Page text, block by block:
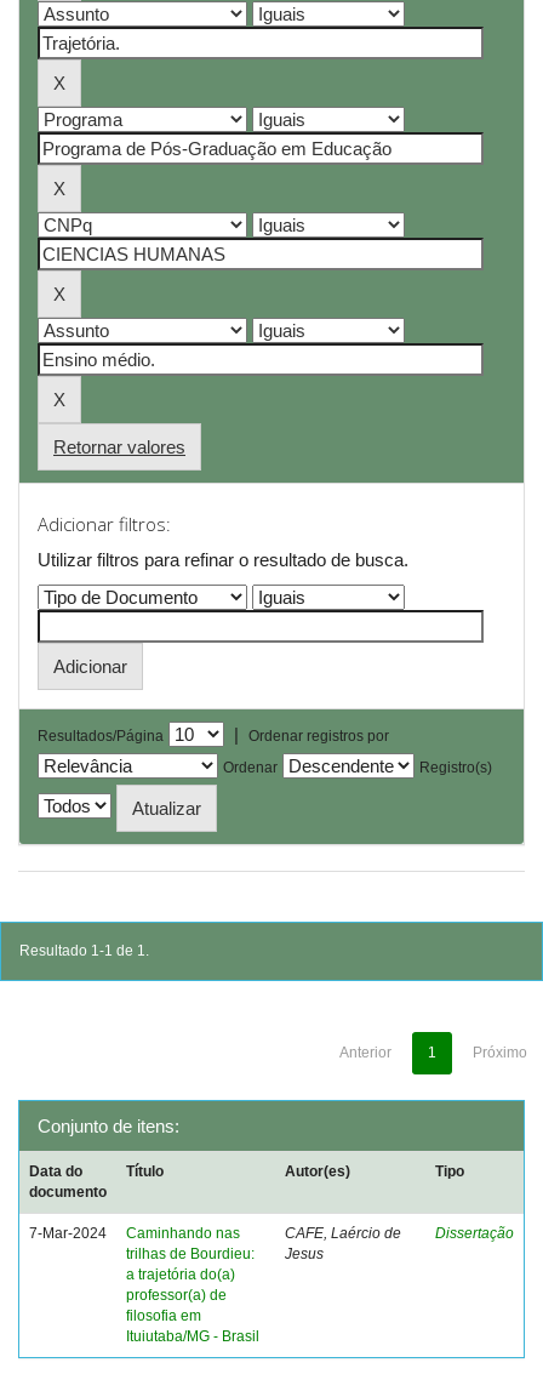
Retornar valores
Adicionar filtros:
Utilizar filtros para refinar o resultado de busca.
Resultados/Página |
Ordenar registros por
Ordenar
Registro(s)
Resultado 1-1 de 1.
Anterior 1 Próximo
Conjunto de itens:
Data do
documento
Título Autor(es) Tipo
7-Mar-2024
Caminhando nas
trilhas de Bourdieu:
a trajetória do(a)
professor(a) de
filosofia em
Ituiutaba/MG - Brasil
CAFE, Laércio de
Jesus
Dissertação